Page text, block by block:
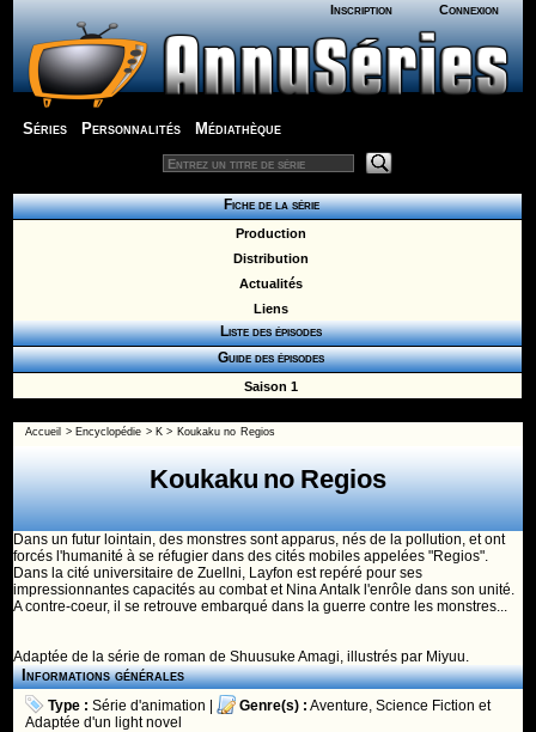
Inscription Connexion
Séries Personnalités Médiathèque
Fiche de la série
Production
Distribution
Actualités
Liens
Liste des épisodes
Guide des épisodes
Saison 1
Accueil > Encyclopédie > K > Koukaku no Regios
Koukaku no Regios
Dans un futur lointain, des monstres sont apparus, nés de la pollution, et ont
forcés l'humanité à se réfugier dans des cités mobiles appelées "Regios".
Dans la cité universitaire de Zuellni, Layfon est repéré pour ses
impressionnantes capacités au combat et Nina Antalk l'enrôle dans son unité.
A contre-coeur, il se retrouve embarqué dans la guerre contre les monstres...
Adaptée de la série de roman de Shuusuke Amagi, illustrés par Miyuu.
Informations générales
Type :Série d'animation | Genre(s) : Aventure,Science Fiction et
Adaptée d'un light novel